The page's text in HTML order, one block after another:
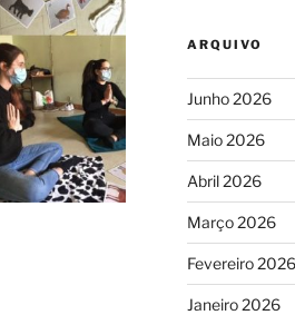
ARQUIVO
Junho 2026
Maio 2026
Abril 2026
Março 2026
Fevereiro 2026
Janeiro 2026